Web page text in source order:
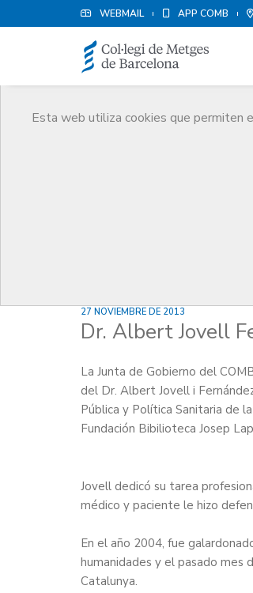
WEBMAIL APP COMB
Esta web utiliza cookies que permiten
27 NOVIEMBRE DE 2013
Dr. Albert Jovell
La Junta de Gobierno del
del Dr. Albert Jovell i
Pública y Política Sanitaria de
Fundación Bibilioteca Josep
Jovell dedicó su tarea
médico y paciente le hizo
En el año 2004, fue
humanidades y el pasado mes
Catalunya.